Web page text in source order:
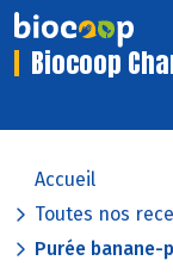
Biocoop
Accueil
Toutes nos
Purée banane-